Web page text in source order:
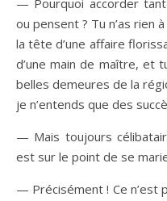
— Pourquoi accorder tant
ou pensent ? Tu n’as rien
la tête d’une affaire
d’une main de maître, et
belles demeures de la
je n’entends que des
— Mais toujours
est sur le point de se
— Précisément ! Ce n’est